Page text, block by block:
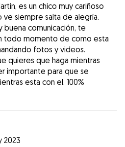
es un chico muy cariñoso
ve siempre salta de alegría.
buena comunicación, te
todo momento de como esta
fotos y videos.
quieres que haga mientras
importante para que se
esta con el. 100%
2023